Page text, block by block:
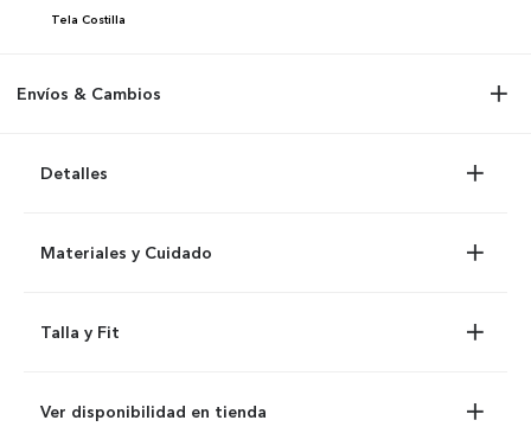
Tela Costilla
Envíos & Cambios
Detalles
Materiales y Cuidado
Talla y Fit
Ver disponibilidad en tienda